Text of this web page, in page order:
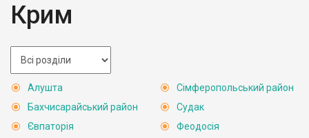
Крим
Алушта
Бахчисарайський район
Євпаторія
Сімферопольський район
Судак
Феодосія